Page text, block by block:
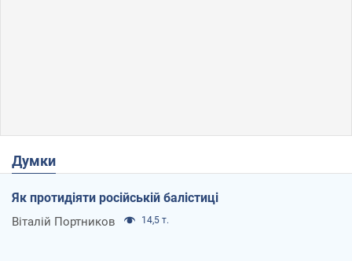
Думки
Як протидіяти російській балістиці
Віталій Портников 14,5 т.